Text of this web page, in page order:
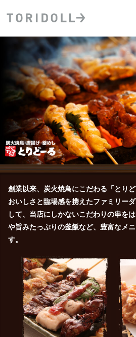
会社情報
経営理念
ニュース
株主・投資家情報
サステナビリティ
ブランド
店舗
店舗一覧
採用
物件情報募集
よく
PRニュース
中長期経営計画
ファイナンス戦略
デジタルトランス
フォーメーション
粟田社長が語るト
DXビジョン2028
トリドールのDX
ライブラリ
トリドールのサス
粟田社長が語る
トリドールのサス
ステークホルダ
コミュニケーショ
創業以来、炭火焼鳥にこだわる「とりど
おいしさと臨場感を携えたファミリー
して、当店にしかないこだわりの串をは
や旨みたっぷりの釜飯など、豊富なメ
す。